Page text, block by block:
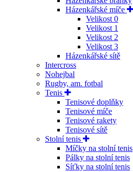
Házenkářské míče
Velikost 0
Velikost 1
Velikost 2
Velikost 3
Házenkářské sítě
Intercross
Nohejbal
Rugby, am. fotbal
Tenis
Tenisové doplňky
Tenisové míče
Tenisové rakety
Tenisové sítě
Stolní tenis
Míčky na stolní tenis
Pálky na stolní tenis
Síťky na stolní tenis